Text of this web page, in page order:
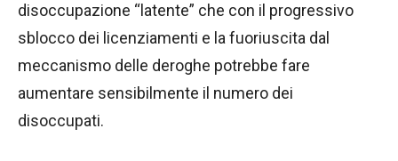
disoccupazione “latente” che con il progressivo
sblocco dei licenziamenti e la fuoriuscita dal
meccanismo delle deroghe potrebbe fare
aumentare sensibilmente il numero dei
disoccupati.